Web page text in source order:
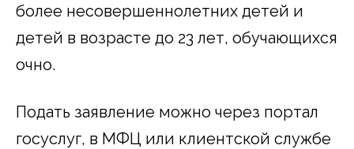
более несовершеннолетних детей и
детей в возрасте до 23 лет, обучающихся
очно.
Подать заявление можно через портал
госуслуг, в МФЦ или клиентской службе